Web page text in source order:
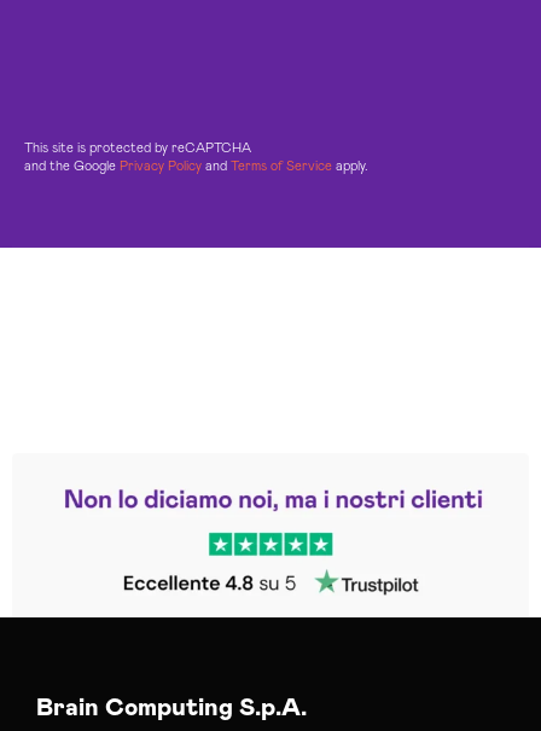
This site is protected by reCAPTCHA
and the Google Privacy Policy and Terms of Service apply.
Trustpilot
Brain Computing S.p.A.